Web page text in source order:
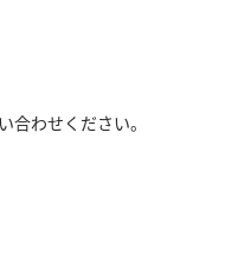
合わせください。